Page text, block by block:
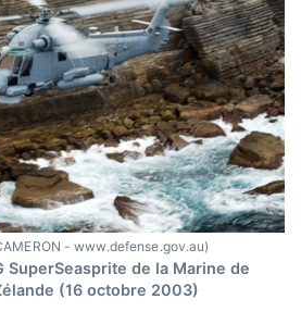
- www.defense.gov.au)
SuperSeasprite de la Marine de
(16 octobre 2003)